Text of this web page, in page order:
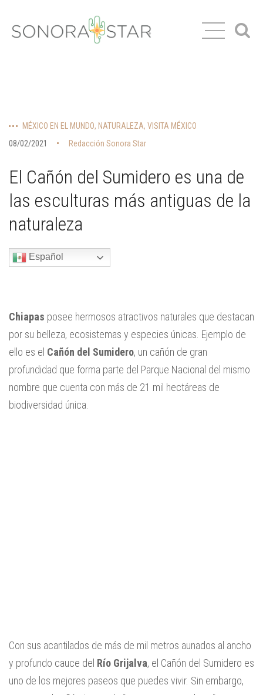
MÉXICO EN EL MUNDO, NATURALEZA, VISITA MÉXICO
08/02/2021
Redacción Sonora Star
El Cañón del Sumidero es una de
las esculturas más antiguas de la
naturaleza
Español
Chiapas posee hermosos atractivos naturales que destacan
por su belleza, ecosistemas y especies únicas. Ejemplo de
ello es el Cañón del Sumidero, un cañón de gran
profundidad que forma parte del Parque Nacional del mismo
nombre que cuenta con más de 21 mil hectáreas de
biodiversidad única.
Con sus acantilados de más de mil metros aunados al ancho
y profundo cauce del Río Grijalva, el Cañón del Sumidero es
uno de los mejores paseos que puedes vivir. Sin embargo,